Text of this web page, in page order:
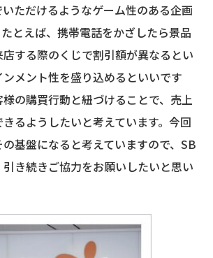
いただけるようなゲーム性のある企画
とえば、携帯電話をかざしたら景品
する際のくじで割引額が異なるとい
メント性を盛り込めるといいです
の購買行動と紐づけることで、売上
るようしたいと考えています。今回
基盤になると考えていますので、SB
き続きご協力をお願いしたいと思い